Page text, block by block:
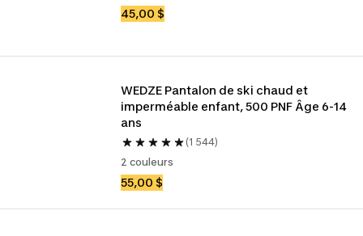
45,00 $
WEDZE Pantalon de ski chaud et
imperméable enfant, 500 PNF Âge 6-14
ans
(1 544)
2 couleurs
55,00 $